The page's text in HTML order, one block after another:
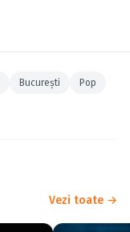
Bucureşti
Pop
Vezi toate →